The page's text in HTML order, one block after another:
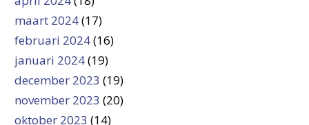
maart 2024(17)
februari 2024(16)
januari 2024(19)
december 2023 (19)
november 2023 (20)
oktober 2023 (14)